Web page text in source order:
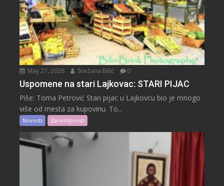
May 27, 2026 Snežana Bilić 0
Uspomene na stari Lajkovac: STARI PIJAC
Piše: Toma Petrović Stari pijac u Lajkovcu bio je mnogo
više od mesta za kupovinu. To...
Novosti Zanimljivosti